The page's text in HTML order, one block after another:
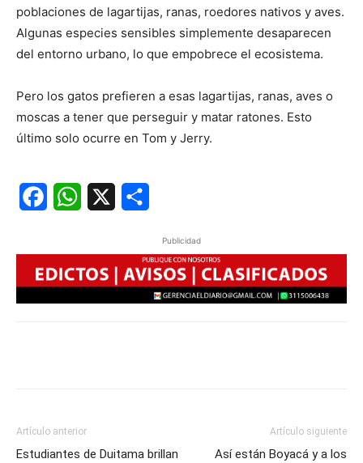
poblaciones de lagartijas, ranas, roedores nativos y aves.
Algunas especies sensibles simplemente desaparecen
del entorno urbano, lo que empobrece el ecosistema.
Pero los gatos prefieren a esas lagartijas, ranas, aves o
moscas a tener que perseguir y matar ratones. Esto
último solo ocurre en Tom y Jerry.
FacebookWhatsApp
Publicidad
Artículo anterior
Estudiantes de Duitama brillan
Artículo siguiente
Así están Boyacá y a los